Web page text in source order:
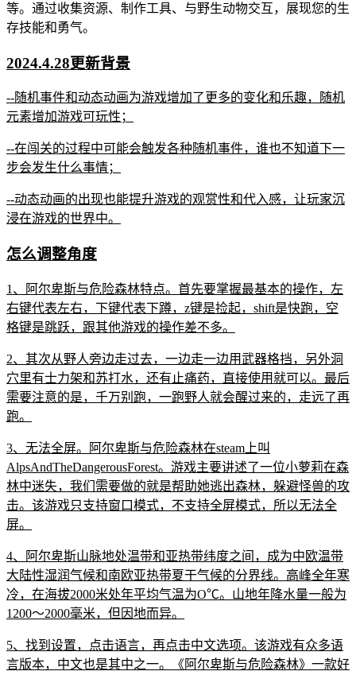
等。通过收集资源、制作工具、与野生动物交互，展现您的生
存技能和勇气。
2024.4.28更新背景
--随机事件和动态动画为游戏增加了更多的变化和乐趣，随机
元素增加游戏可玩性；
--在闯关的过程中可能会触发各种随机事件，谁也不知道下一
步会发生什么事情；
--动态动画的出现也能提升游戏的观赏性和代入感，让玩家沉
浸在游戏的世界中。
怎么调整角度
1、阿尔卑斯与危险森林特点。首先要掌握最基本的操作，左
右键代表左右，下键代表下蹲，z键是捡起，shift是快跑，空
格键是跳跃，跟其他游戏的操作差不多。
2、其次从野人旁边走过去，一边走一边用武器格挡，另外洞
穴里有士力架和苏打水，还有止痛药，直接使用就可以。最后
需要注意的是，千万别跑，一跑野人就会醒过来的，走远了再
跑。
3、无法全屏。阿尔卑斯与危险森林在steam上叫
AlpsAndTheDangerousForest。游戏主要讲述了一位小萝莉在森
林中迷失，我们需要做的就是帮助她逃出森林，躲避怪兽的攻
击。该游戏只支持窗口模式，不支持全屏模式，所以无法全
屏。
4、阿尔卑斯山脉地处温带和亚热带纬度之间，成为中欧温带
大陆性湿润气候和南欧亚热带夏干气候的分界线。高峰全年寒
冷，在海拔2000米处年平均气温为O℃。山地年降水量一般为
1200～2000毫米，但因地而异。
5、找到设置，点击语言，再点击中文选项。该游戏有众多语
言版本，中文也是其中之一。《阿尔卑斯与危险森林》一款好